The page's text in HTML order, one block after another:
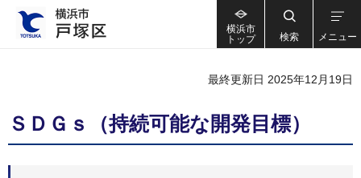
横浜市
トップ
検索 メニュー
最終更新日 2025年12月19日
ＳＤＧｓ（持続可能な開発目標）